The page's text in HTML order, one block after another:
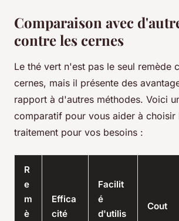
Comparaison avec
contre les cernes
Le thé vert n'est pas le seul remède
cernes, mais il présente des
rapport à d'autres méthodes. Voici
comparatif pour vous aider à choisir
traitement pour vos besoins :
R
e
m
è
Effica
cité
Facilit
é
d'utilis
Cout